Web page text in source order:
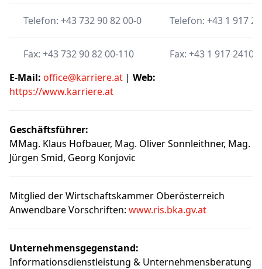
Telefon: +43 732 90 82 00-0 Telefon: +43 1 917
Fax: +43 732 90 82 00-110
Fax: +43 1 917 2410-
E-Mail: office@karriere.at | Web:
https://www.karriere.at
Geschäftsführer:
MMag. Klaus Hofbauer, Mag. Oliver Sonnleithner, Mag.
Jürgen Smid, Georg Konjovic
Mitglied der Wirtschaftskammer Oberösterreich
Anwendbare Vorschriften: www.ris.bka.gv.at
Unternehmensgegenstand:
Informationsdienstleistung & Unternehmensberatung